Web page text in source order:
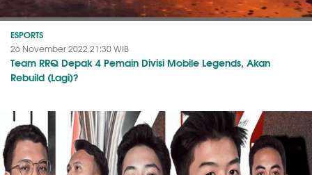
ESPORTS
26 November 2022 21:30 WIB
Team RRQ Depak 4 Pemain Divisi Mobile Legends, Akan
Rebuild (Lagi)?